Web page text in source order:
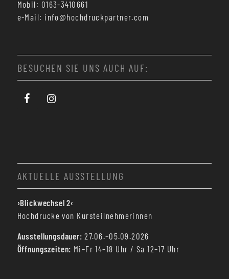
Mobil: 0163-3410661
e-Mail: info@hochdruckpartner.com
BESUCHEN SIE UNS AUCH AUF:
AKTUELLE AUSSTELLUNG
›Blickwechsel 2‹
Hochdrucke von Kursteilnehmerinnen
Ausstellungsdauer: 27.06.–05.09.2026
Öffnungszeiten: Mi–Fr 14–18 Uhr / Sa 12–17 Uhr